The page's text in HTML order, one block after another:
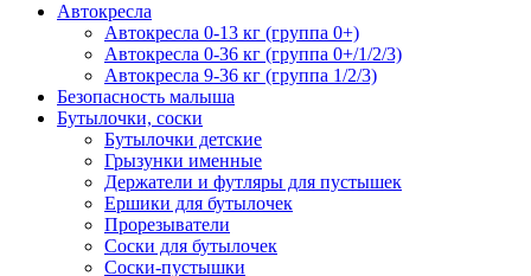
Автокресла
Автокресла 0-13 кг (группа 0+)
Автокресла 0-36 кг (группа 0+/1/2/3)
Автокресла 9-36 кг (группа 1/2/3)
Безопасность малыша
Бутылочки, соски
Бутылочки детские
Грызунки именные
Держатели и футляры для пустышек
Ершики для бутылочек
Прорезыватели
Соски для бутылочек
Соски-пустышки